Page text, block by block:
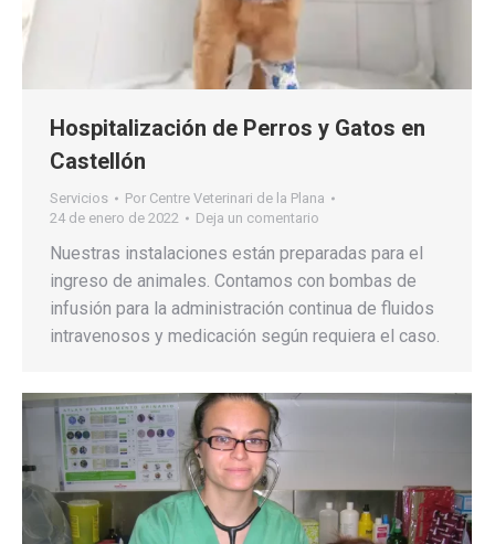
Hospitalización de Perros y Gatos en
Castellón
Servicios Por Centre Veterinari de la Plana
24 de enero de 2022
Deja un comentario
Nuestras instalaciones están preparadas para el
ingreso de animales. Contamos con bombas de
infusión para la administración continua de fluidos
intravenosos y medicación según requiera el caso.